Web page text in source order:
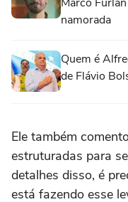
namorada
Quem é
de Flávio
Ele também
estruturadas para
detalhes disso, é
está fazendo esse